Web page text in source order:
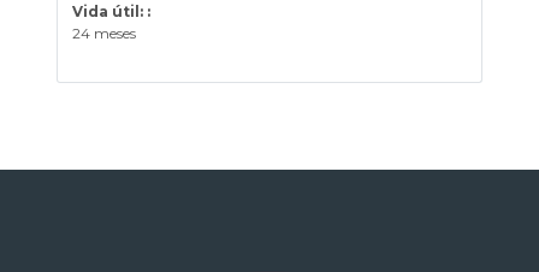
Vida útil: :
24 meses